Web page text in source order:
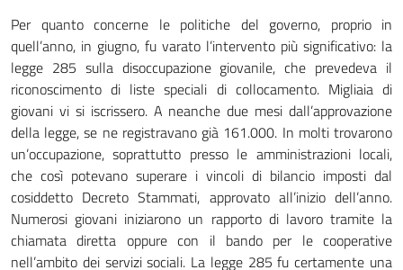
Per quanto concerne le politiche del governo, proprio in
quell’anno, in giugno, fu varato l’intervento più significativo: la
legge 285 sulla disoccupazione giovanile, che prevedeva il
riconoscimento di liste speciali di collocamento. Migliaia di
giovani vi si iscrissero. A neanche due mesi dall’approvazione
della legge, se ne registravano già 161.000. In molti trovarono
un’occupazione, soprattutto presso le amministrazioni locali,
che così potevano superare i vincoli di bilancio imposti dal
cosiddetto Decreto Stammati, approvato all’inizio dell’anno.
Numerosi giovani iniziarono un rapporto di lavoro tramite la
chiamata diretta oppure con il bando per le cooperative
nell’ambito dei servizi sociali. La legge 285 fu certamente una